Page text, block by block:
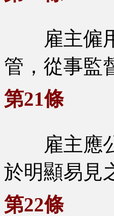
雇主僱用
管，從事監
第21條
雇主應公
於明顯易見
第22條